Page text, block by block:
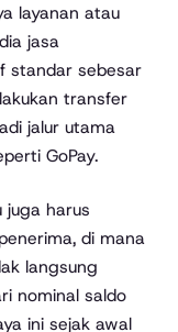
layanan atau
jasa
standar sebesar
transfer
jalur utama
GoPay.
juga harus
di mana
langsung
nominal saldo
ini sejak awal